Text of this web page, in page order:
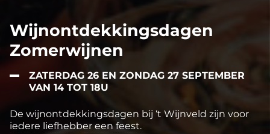
Wijnontdekkingsdagen
Zomerwijnen
ZATERDAG 26 EN ZONDAG 27 SEPTEMBER
VAN 14 TOT 18U
De wijnontdekkingsdagen bij ‘t Wijnveld zijn voor
iedere liefhebber een feest.